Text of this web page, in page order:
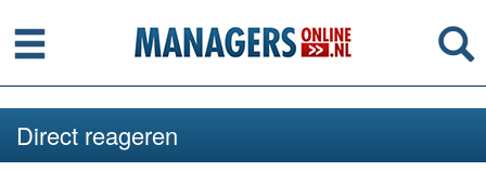
Menu
Direct reageren